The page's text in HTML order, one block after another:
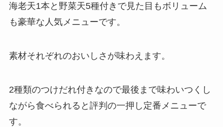
海老天1本と野菜天5種付きで見た目もボリューム
も豪華な人気メニューです。
素材それぞれのおいしさが味わえます。
2種類のつけだれ付きなので最後まで味わいつくし
ながら食べられると評判の一押し定番メニューで
す。